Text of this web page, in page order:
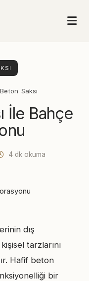
Saksı
İle Bahçe
4 dk okuma
dış
tarzlarını
Hafif beton
bir